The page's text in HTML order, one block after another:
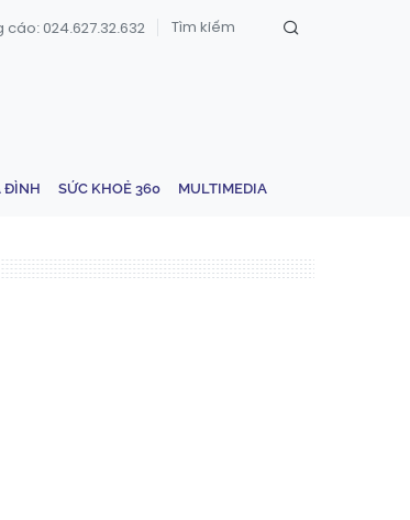
cáo: 024.627.32.632
ĐÌNH SỨC KHOẺ 360 MULTIMEDIA